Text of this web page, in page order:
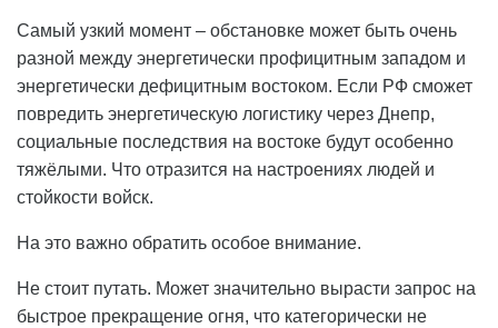
Самый узкий момент – обстановке может быть очень
разной между энергетически профицитным западом и
энергетически дефицитным востоком. Если РФ сможет
повредить энергетическую логистику через Днепр,
социальные последствия на востоке будут особенно
тяжёлыми. Что отразится на настроениях людей и
стойкости войск.
На это важно обратить особое внимание.
Не стоит путать. Может значительно вырасти запрос на
быстрое прекращение огня, что категорически не